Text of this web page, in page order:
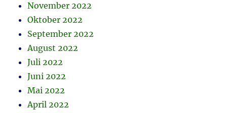
November 2022
Oktober 2022
September 2022
August 2022
Juli 2022
Juni 2022
Mai 2022
April 2022